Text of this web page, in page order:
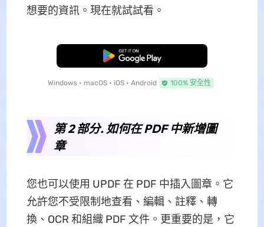
想要的資訊。現在就試試看。
免費下載
Windows • macOS • iOS • Android 100% 安全性
第 2 部分. 如何在 PDF 中新增圖
章
您也可以使用 UPDF 在 PDF 中插入圖章。它
允許您不受限制地查看、編輯、註釋、轉
換、OCR 和組織 PDF 文件。更重要的是，它